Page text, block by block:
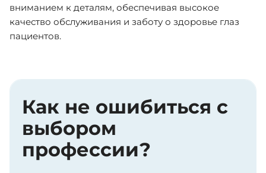
вниманием к деталям, обеспечивая высокое
качество обслуживания и заботу о здоровье глаз
пациентов.
Как не ошибиться с
выбором
профессии?